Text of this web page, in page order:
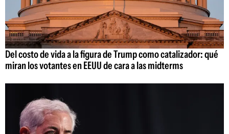
Del costo de vida a la figura de Trump como catalizador: qué
miran los votantes en EEUU de cara a las midterms